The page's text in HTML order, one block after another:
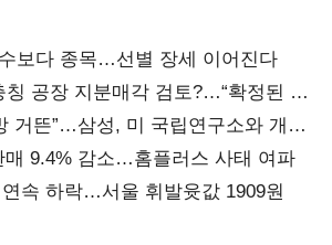
보다 종목…선별 장세 이어진다
칭 공장 지분매각 검토?…“확정된 바
거뜬”…삼성, 미 국립연구소와 개발
매 9.4% 감소…홈플러스 사태 여파
속 하락…서울 휘발윳값 1909원